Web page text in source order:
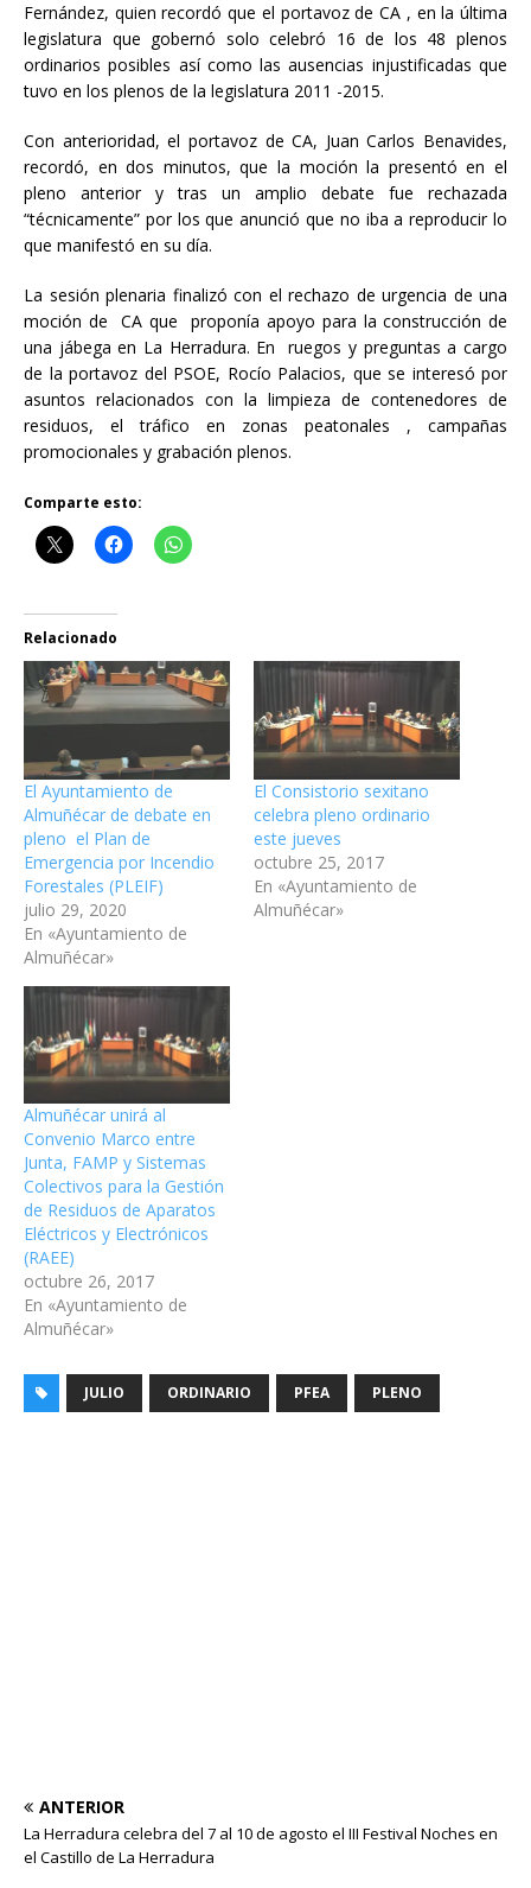
Fernández, quien recordó que el portavoz de CA , en la última
legislatura que gobernó solo celebró 16 de los 48 plenos
ordinarios posibles así como las ausencias injustificadas que
tuvo en los plenos de la legislatura 2011 -2015.
Con anterioridad, el portavoz de CA, Juan Carlos Benavides,
recordó, en dos minutos, que la moción la presentó en el
pleno anterior y tras un amplio debate fue rechazada
“técnicamente” por los que anunció que no iba a reproducir lo
que manifestó en su día.
La sesión plenaria finalizó con el rechazo de urgencia de una
moción de CA que proponía apoyo para la construcción de
una jábega en La Herradura. En ruegos y preguntas a cargo
de la portavoz del PSOE, Rocío Palacios, que se interesó por
asuntos relacionados con la limpieza de contenedores de
residuos, el tráfico en zonas peatonales , campañas
promocionales y grabación plenos.
Comparte esto:
Relacionado
El Ayuntamiento de
Almuñécar de debate en
pleno el Plan de
Emergencia por Incendio
Forestales (PLEIF)
julio 29, 2020
En «Ayuntamiento de
Almuñécar»
El Consistorio sexitano
celebra pleno ordinario
este jueves
octubre 25, 2017
En «Ayuntamiento de
Almuñécar»
Almuñécar unirá al
Convenio Marco entre
Junta, FAMP y Sistemas
Colectivos para la Gestión
de Residuos de Aparatos
Eléctricos y Electrónicos
(RAEE)
octubre 26, 2017
En «Ayuntamiento de
Almuñécar»
JULIO ORDINARIO PFEA PLENO
ANTERIOR
La Herradura celebra del 7 al 10 de agosto el III Festival Noches en
el Castillo de La Herradura